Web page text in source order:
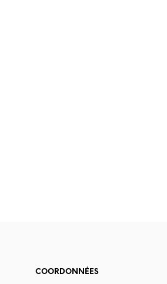
COORDONNÉES